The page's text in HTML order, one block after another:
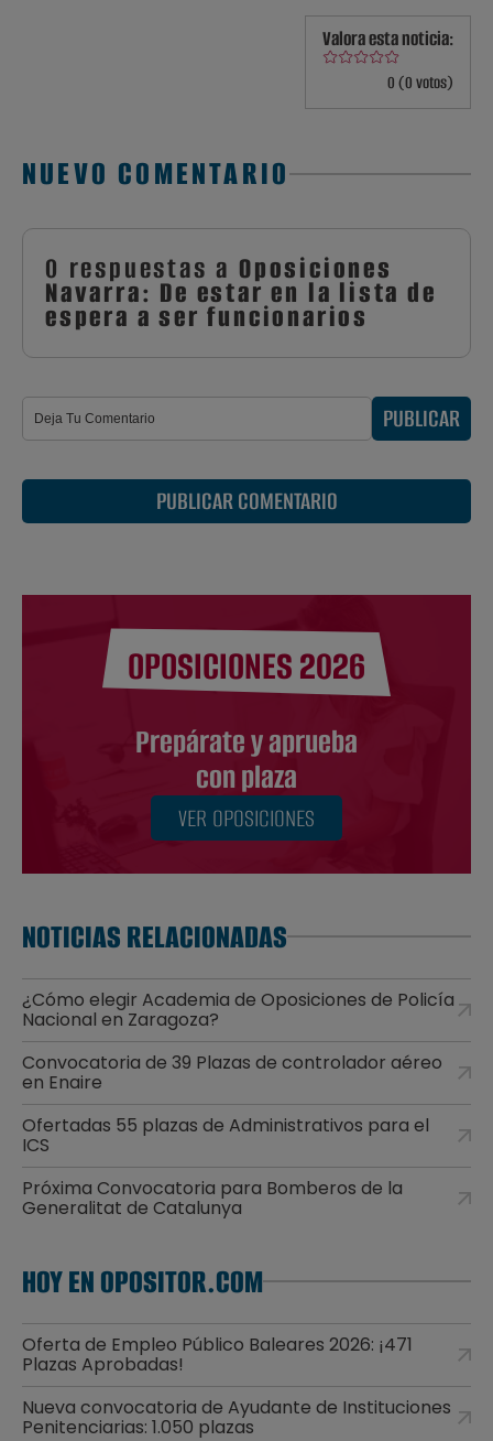
Valora esta noticia:
0 (0 votos)
NUEVO COMENTARIO
0 respuestas a Oposiciones
Navarra: De estar en la lista de
espera a ser funcionarios
PUBLICAR
PUBLICAR COMENTARIO
OPOSICIONES 2026
Prepárate y aprueba
con plaza
VER OPOSICIONES
NOTICIAS RELACIONADAS
¿Cómo elegir Academia de Oposiciones de Policía
Nacional en Zaragoza?
Convocatoria de 39 Plazas de controlador aéreo
en Enaire
Ofertadas 55 plazas de Administrativos para el
ICS
Próxima Convocatoria para Bomberos de la
Generalitat de Catalunya
HOY EN OPOSITOR.COM
Oferta de Empleo Público Baleares 2026: ¡471
Plazas Aprobadas!
Nueva convocatoria de Ayudante de Instituciones
Penitenciarias: 1.050 plazas